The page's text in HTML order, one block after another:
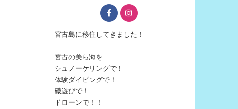
宮古島に移住してきました！
宮古の美ら海を
シュノーケリングで！
体験ダイビングで！
磯遊びで！
ドローンで！！